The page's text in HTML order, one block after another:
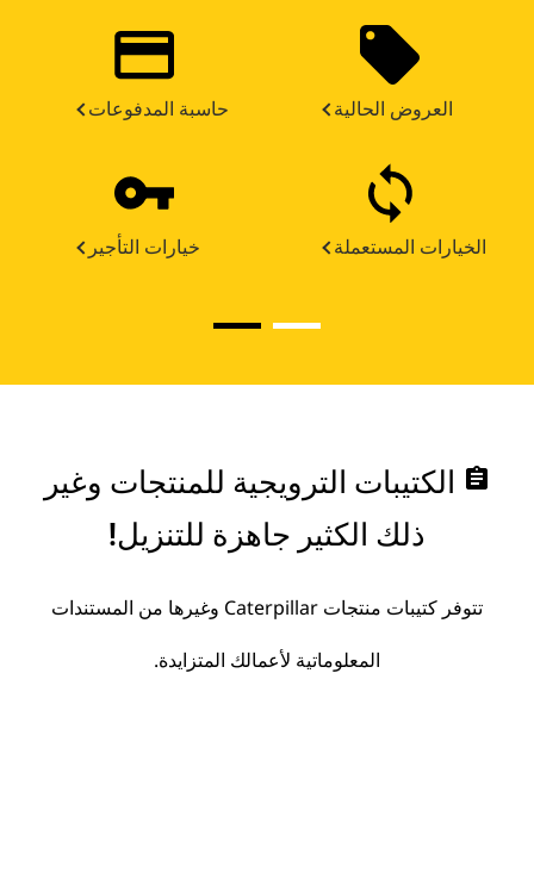
حاسبة المدفوعات العروض الحالية
خيارات التأجير الخيارات المستعملة
assignment الكتيبات الترويجية للمنتجات وغير
ذلك الكثير جاهزة للتنزيل!
تتوفر كتيبات منتجات Caterpillar وغيرها من المستندات
المعلوماتية لأعمالك المتزايدة.